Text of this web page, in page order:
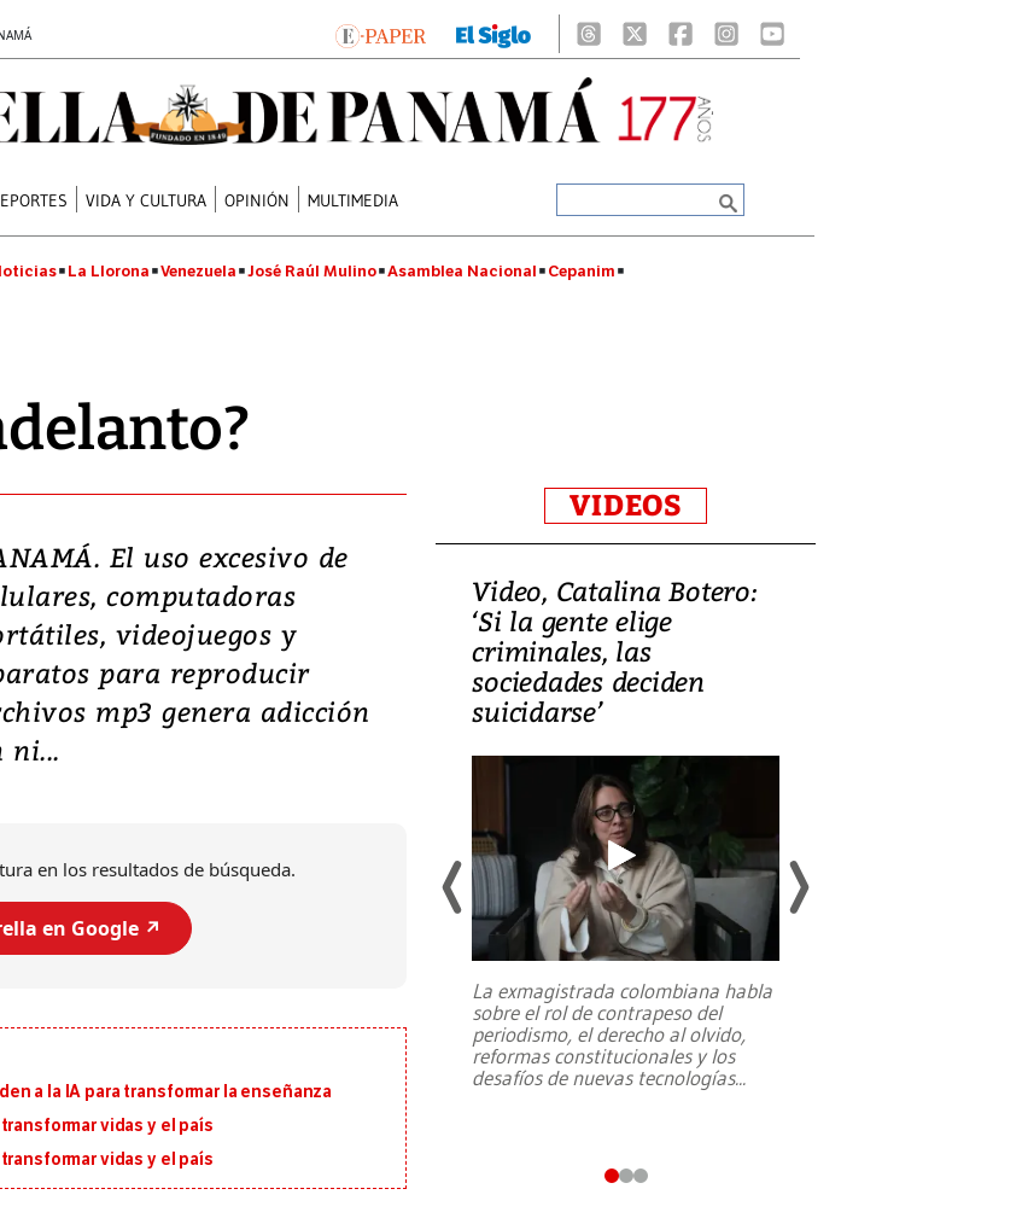
VIDA Y CULTURA OPINIÓN MULTIMEDIA
La Llorona Venezuela José Raúl Mulino Asamblea Nacional Cepanim
El uso excesivo de
computadoras
videojuegos y
para reproducir
mp3 genera adicción
ni...
en los resultados de búsqueda.
en Google ↗️
a la IA para transformar la enseñanza
vidas y el país
vidas y el país
VIDEOS
Video, Japón: Terremoto
deja heridos y graves
daños en Kumamoto
Un fuerte terremoto de magnitud
7,1 se registró este martes 28 de
Video, Catalina Botero:
‘Si la gente elige
criminales, las
sociedades deciden
suicidarse’
La exmagistrada colombiana habla
sobre el rol de contrapeso del
periodismo, el derecho al olvido,
reformas constitucionales y los
desafíos de nuevas tecnologías...